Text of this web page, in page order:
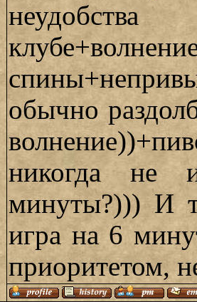
обычно
никогда не
минуты?))) И
игра на 6
приоритетом,